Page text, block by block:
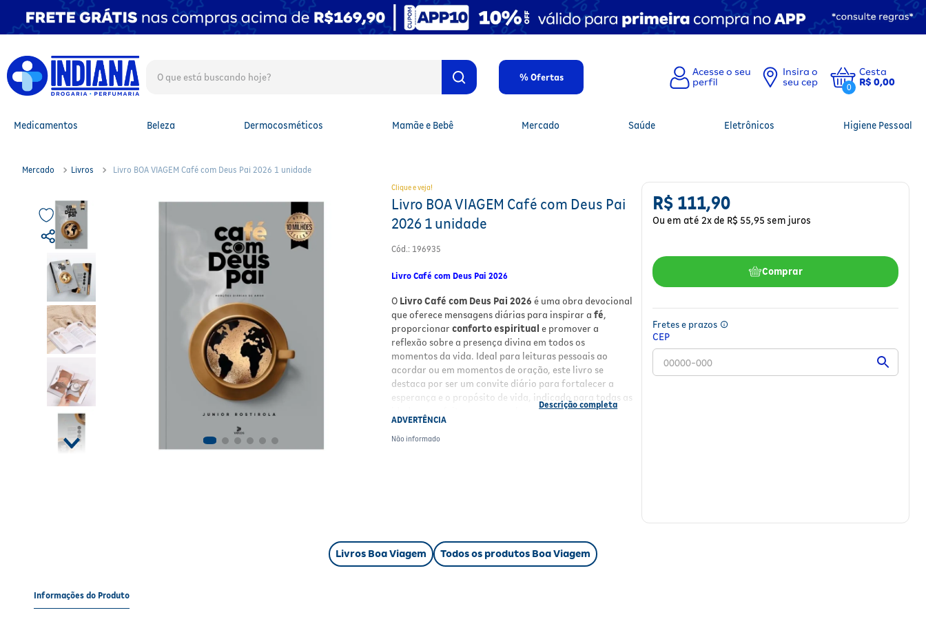
% Ofertas
Insira o
seu cep
0
Cesta
R$ 0,00
Medicamentos Beleza Dermocosméticos Mamãe e Bebê Mercado Saúde Eletrônicos Higiene Pessoal
Mercado Livros Livro BOA VIAGEM Café com Deus Pai 2026 1 unidade
Clique e veja!
Livro BOA VIAGEM Café com Deus Pai
2026 1 unidade
Cód.: 196935
Livro Café com Deus Pai 2026
O Livro Café com Deus Pai 2026 é uma obra devocional
que oferece mensagens diárias para inspirar afé,
proporcionarconforto espiritual e promover a
reflexão sobre a presença divina em todos os
momentos da vida. Ideal para leituras pessoais ao
acordar ou em momentos de oração, este livro se
destaca por ser um convite diário para fortalecer a
esperança e o propósito de vida, indicado para todas as
idades e perfeito para quem busca um encontro íntimo
com ensinamentos edificantes.
Perfeito para começar o dia em conexão com
Deus.
ADVERTÊNCIA
Não informado
R$ 111,90
Ou em até2x de R$ 55,95 sem juros
Comprar
Fretes e prazos
CEP
Livros Boa Viagem Todos os produtos Boa Viagem
Informações do Produto
TERMOS MAIS BUSCADOS
1º
fralda
fralda xg